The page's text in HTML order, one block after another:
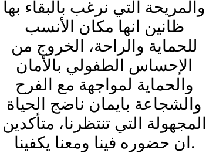
والمريحة التي نرغب بالبقاء بها
ظانين انها مكان الأنسب
للحماية والراحة، الخروج من
الإحساس الطفولي بالأمان
والحماية لمواجهة مع الفرح
والشجاعة بايمان ناضج الحياة
المجهولة التي تنتظرنا، متأكدين
ان حضوره فينا ومعنا يكفينا.